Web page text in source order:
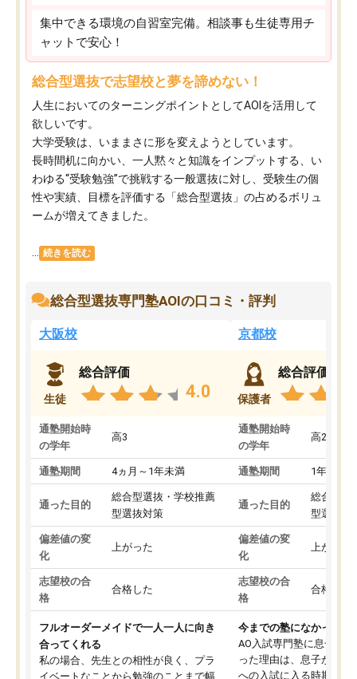
集中できる環境の自習室完備。相談事も生徒専用チ
ャットで安心！
総合型選抜で志望校と夢を諦めない！
人生においてのターニングポイントとしてAOIを活用して
欲しいです。
大学受験は、いままさに形を変えようとしています。
長時間机に向かい、一人黙々と知識をインプットする、い
わゆる“受験勉強”で挑戦する一般選抜に対し、受験生の個
性や実績、目標を評価する「総合型選抜」の占めるボリュ
ームが増えてきました。
続きを読む
総合型選抜専門塾AOIの口コミ・評判
大阪校
生徒
総合評価
4.0
通塾開始時
の学年
高3
通塾期間 4ヵ月～1年未満
通った目的
総合型選抜・学校推薦
型選抜対策
偏差値の変
化
上がった
志望校の合
格
合格した
フルオーダーメイドで一人一人に向き
合ってくれる
私の場合、先生との相性が良く、プラ
イベートなことから勉強のことまで幅
京都校
保護者
総合評価
通塾開始時
の学年
高2
通塾期間 1年以上
通った目的
総合型選
型選抜対
偏差値の変
化
上がった
志望校の合
格
合格した
今までの塾になかった
AO入試専門塾に息子を
った理由は、息子が高校
への入試に入る時期に差